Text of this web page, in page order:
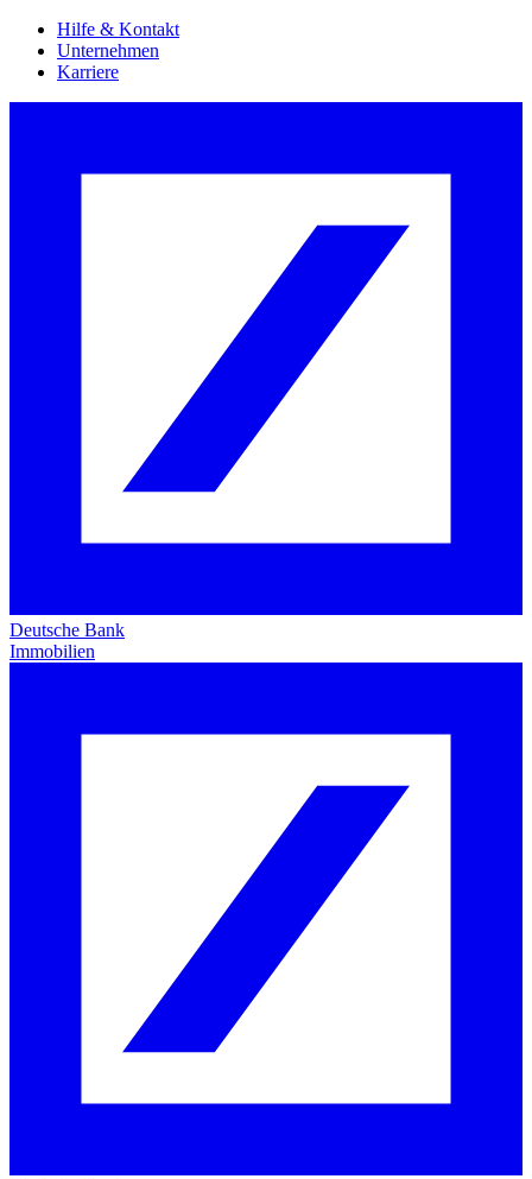
Hilfe & Kontakt
Unternehmen
Karriere
Deutsche Bank
Immobilien